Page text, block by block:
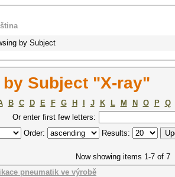
by Subject
Subject "X-ray"
B C D E F G H J K L M N O P
Q
Or enter first few letters:
Order: Results:
Now showing items 1-7 of 7
pneumatik ve výrobě